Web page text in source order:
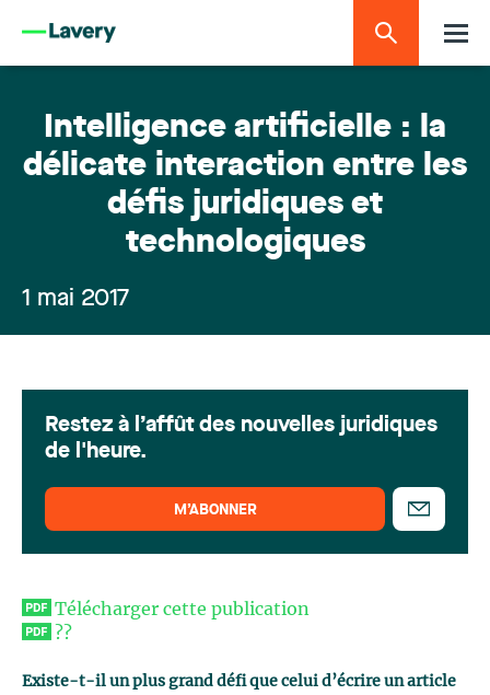
Intelligence artificielle : la
délicate interaction entre les
défis juridiques et
technologiques
1 mai 2017
Télécharger cette publication
??
Existe-t-il un plus grand défi que celui d’écrire un article
Restez à l’affût des nouvelles juridiques
de l'heure.
M’ABONNER